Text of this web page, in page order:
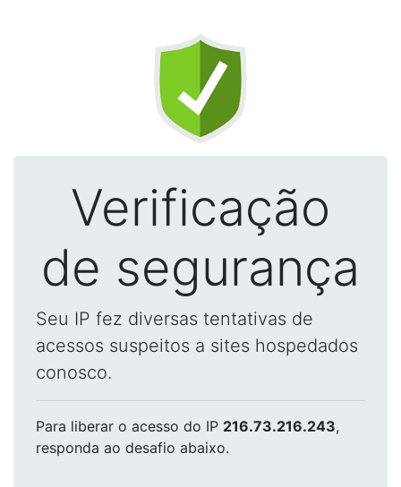
Verificação
de segurança
Seu IP fez diversas tentativas de
acessos suspeitos a sites hospedados
conosco.
Para liberar o acesso do IP 216.73.216.243,
responda ao desafio abaixo.